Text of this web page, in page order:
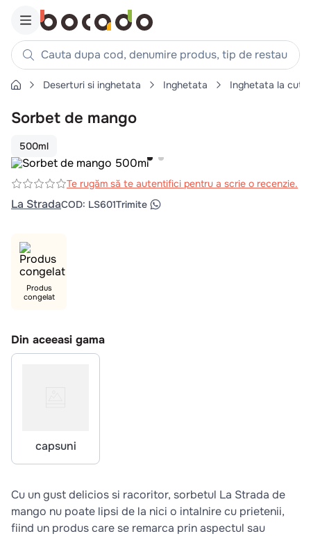
Cauta dupa cod, denumire produs, tip de restaurant,
Căutări populare
1. cartofi
. piept pui
3. pui
4. chifle
5. burger
. ceafa
. aripi
croissant
Deserturi si inghetata Inghetata Inghetata la
Sorbet de mango
500ml
Te rugăm să te autentifici pentru a scrie o recenzie.
La StradaCOD: LS601Trimite
Produs
congelat
Din aceeasi gama
capsuni
Cu un gust delicios si racoritor, sorbetul La Strada de
mango nu poate lipsi de la nici o intalnire cu prietenii,
fiind un produs care se remarca prin aspectul sau